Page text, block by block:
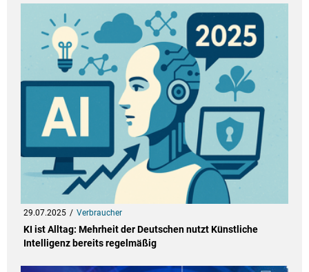
29.07.2025 Verbraucher
KI ist Alltag: Mehrheit der Deutschen nutzt Künstliche
Intelligenz bereits regelmäßig